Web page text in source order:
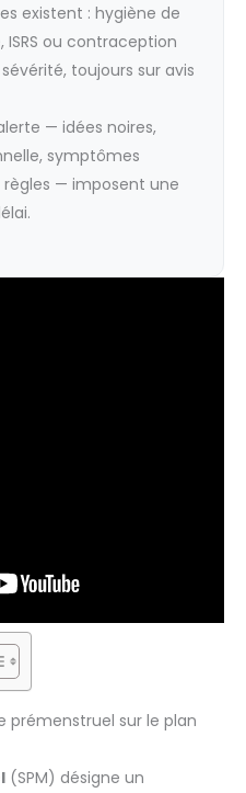
existent : hygiène de
ou contraception
toujours sur avis
— idées noires,
symptômes
— imposent une
prémenstruel sur le plan
(SPM) désigne un